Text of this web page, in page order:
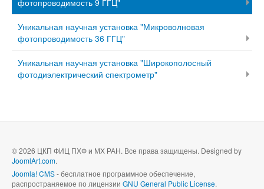
фотопроводимость 9 ГГЦ"
Уникальная научная установка "Микроволновая
фотопроводимость 36 ГГЦ"
Уникальная научная установка "Широкополосный
фотодиэлектрический спектрометр"
© 2026 ЦКП ФИЦ ПХФ и МХ РАН. Все права защищены. Designed by
JoomlArt.com.
Joomla! CMS- бесплатное программное обеспечение,
распространяемое по лицензии GNU General Public License.